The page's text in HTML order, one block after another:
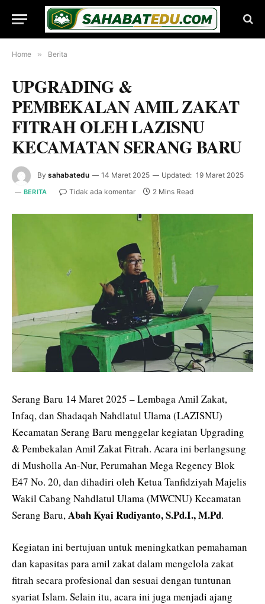
Home » Berita
UPGRADING &
PEMBEKALAN AMIL ZAKAT
FITRAH OLEH LAZISNU
KECAMATAN SERANG BARU
By sahabatedu 14 Maret 2025 Updated: 19 Maret 2025
BERITA Tidak ada komentar 2 Mins Read
Serang Baru 14 Maret 2025 – Lembaga Amil Zakat,
Infaq, dan Shadaqah Nahdlatul Ulama (LAZISNU)
Kecamatan Serang Baru menggelar kegiatan Upgrading
& Pembekalan Amil Zakat Fitrah. Acara ini berlangsung
di Musholla An-Nur, Perumahan Mega Regency Blok
E47 No. 20, dan dihadiri oleh Ketua Tanfidziyah Majelis
Wakil Cabang Nahdlatul Ulama (MWCNU) Kecamatan
Serang Baru,Abah Kyai Rudiyanto, S.Pd.I., M.Pd.
Kegiatan ini bertujuan untuk meningkatkan pemahaman
dan kapasitas para amil zakat dalam mengelola zakat
fitrah secara profesional dan sesuai dengan tuntunan
syariat Islam. Selain itu, acara ini juga menjadi ajang